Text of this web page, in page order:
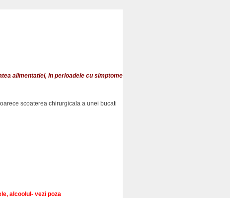
alimentatiei, in perioadele cu simptome
scoaterea chirurgicala a unei bucati
alcoolul- vezi poza